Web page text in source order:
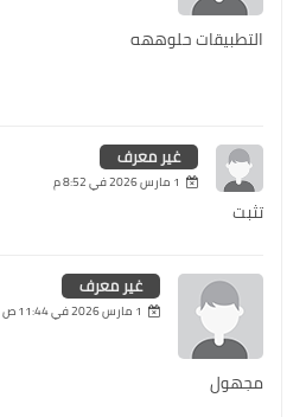
التطبيقات حلوههه
غير معرف
1 مارس 2026 في 8:52 م
تثبت
غير معرف
1 مارس 2026 في 11:44 ص
مجهول